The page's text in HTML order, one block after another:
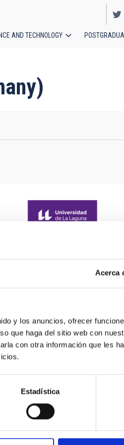
Acerca
y los anuncios, ofrecer
que haga del sitio web con
con otra información que les
Estadística
AND TECHNOLOGY
PORTAL
notice
policy